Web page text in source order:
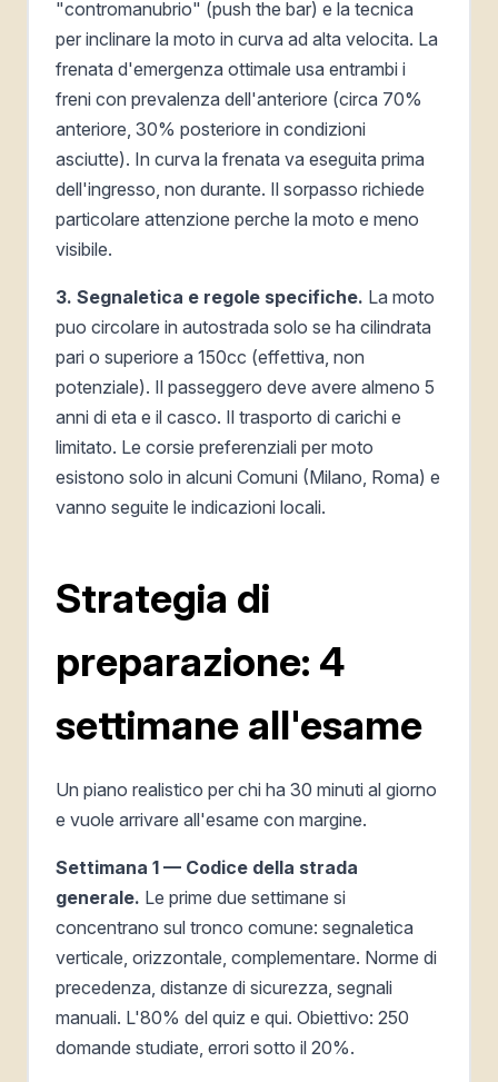
"contromanubrio" (push the bar) e la tecnica
per inclinare la moto in curva ad alta velocita. La
frenata d'emergenza ottimale usa entrambi i
freni con prevalenza dell'anteriore (circa 70%
anteriore, 30% posteriore in condizioni
asciutte). In curva la frenata va eseguita prima
dell'ingresso, non durante. Il sorpasso richiede
particolare attenzione perche la moto e meno
visibile.
3. Segnaletica e regole specifiche. La moto
puo circolare in autostrada solo se ha cilindrata
pari o superiore a 150cc (effettiva, non
potenziale). Il passeggero deve avere almeno 5
anni di eta e il casco. Il trasporto di carichi e
limitato. Le corsie preferenziali per moto
esistono solo in alcuni Comuni (Milano, Roma) e
vanno seguite le indicazioni locali.
Strategia di
preparazione: 4
settimane all'esame
Un piano realistico per chi ha 30 minuti al giorno
e vuole arrivare all'esame con margine.
Settimana 1 — Codice della strada
generale. Le prime due settimane si
concentrano sul tronco comune: segnaletica
verticale, orizzontale, complementare. Norme di
precedenza, distanze di sicurezza, segnali
manuali. L'80% del quiz e qui. Obiettivo: 250
domande studiate, errori sotto il 20%.